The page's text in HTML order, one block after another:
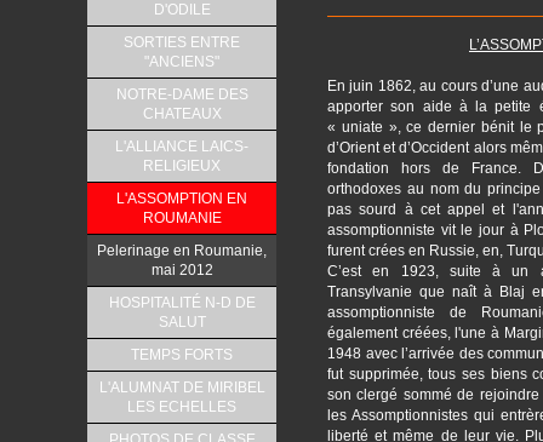
D'ODILE
SORTIES ENTRE
"ANCIENS"
NOTRE-DAME DES
CHATEAUX
L'ALLIANCE LAICS-
RELIGIEUX
L'ASSOMPTION EN
ROUMANIE
Pelerinage en Roumanie,
mai 2012
HOSPITALITÉ N-D DE
SALUT
TEMPS FORTS
L'ALUMNAT DE MIRIBEL
LES ECHELLES
En juin 1862, au cours d’une
apporter son aide à la petite
« uniate », ce dernier bénit le
d’Orient et d’Occident alors
fondation hors de France.
orthodoxes au nom du
pas sourd à cet appel et
assomptionniste vit le jour à
furent crées en Russie, en,
C’est en 1923, suite à un
Transylvanie que naît à Blaj
assomptionniste de
également créées, l'une à
1948 avec l’arrivée des
fut supprimée, tous ses biens
son clergé sommé de
les Assomptionnistes qui
liberté et même de leur vie.